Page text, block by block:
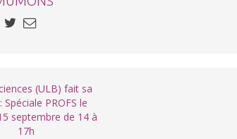
(ULB) fait sa
Spéciale PROFS le
septembre de 14 à
17h